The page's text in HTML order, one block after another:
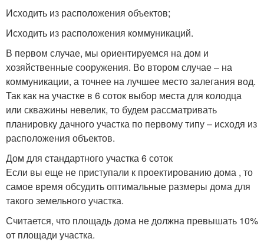
Исходить из расположения объектов;
Исходить из расположения коммуникаций.
В первом случае, мы ориентируемся на дом и
хозяйственные сооружения. Во втором случае – на
коммуникации, а точнее на лучшее место залегания вод.
Так как на участке в 6 соток выбор места для колодца
или скважины невелик, то будем рассматривать
планировку дачного участка по первому типу – исходя из
расположения объектов.
Дом для стандартного участка 6 соток
Если вы еще не приступали к проектированию дома , то
самое время обсудить оптимальные размеры дома для
такого земельного участка.
Считается, что площадь дома не должна превышать 10%
от площади участка.